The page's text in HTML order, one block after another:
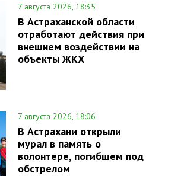
7 августа 2026, 18:35
В Астраханской области
отработают действия при
внешнем воздействии на
объекты ЖКХ
7 августа 2026, 18:06
В Астрахани открыли
мурал в память о
волонтере, погибшем под
обстрелом